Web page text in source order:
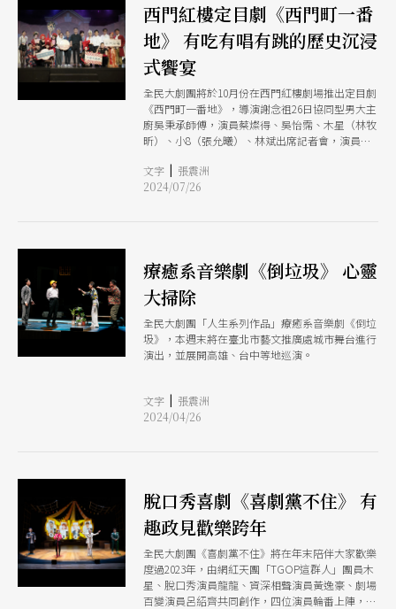
員以同手同腳姿態唱跳。
西門紅樓定目劇《西門町一番
地》 有吃有唱有跳的歷史沉浸
式饗宴
全民大劇團將於10月份在西門紅樓劇場推出定目劇
《西門町一番地》，導演謝念祖26日協同型男大主
廚吳秉承師傅，演員蔡燦得、吳怡霈、木星（林牧
昕）、小8（張允曦）、林斌出席記者會，演員們
金曲。全民大劇團去年於國父紀念館二度加演的
《仁愛路六號》，故事中敘述了國父紀念館50年歷
文字 | 張震洲
2024/07/26
療癒系音樂劇《倒垃圾》 心靈
大掃除
全民大劇團「人生系列作品」療癒系音樂劇《倒垃
圾》，本週末將在臺北市藝文推廣處城市舞台進行
演出，並展開高雄、台中等地巡演。
文字 | 張震洲
2024/04/26
脫口秀喜劇《喜劇黨不住》 有
趣政見歡樂跨年
全民大劇團《喜劇黨不住》將在年末陪伴大家歡樂
度過2023年，由網紅天團「TGOP這群人」團員木
星、脫口秀演員龍龍、資深相聲演員黃逸豪、劇場
百變演員呂紹齊共同創作，四位演員輪番上陣，各